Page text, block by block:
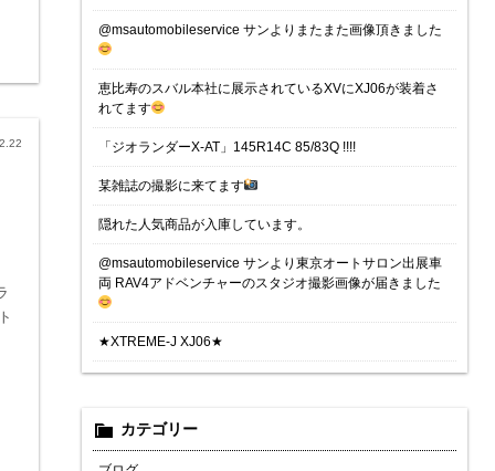
@msautomobileservice サンよりまたまた画像頂きました
恵比寿のスバル本社に展示されているXVにXJ06が装着さ
れてます
「ジオランダーX-AT」145R14C 85/83Q !!!!
某雑誌の撮影に来てます
隠れた人気商品が入庫しています。
@msautomobileservice サンより東京オートサロン出展車
両 RAV4アドベンチャーのスタジオ撮影画像が届きました
★XTREME-J XJ06★
カテゴリー